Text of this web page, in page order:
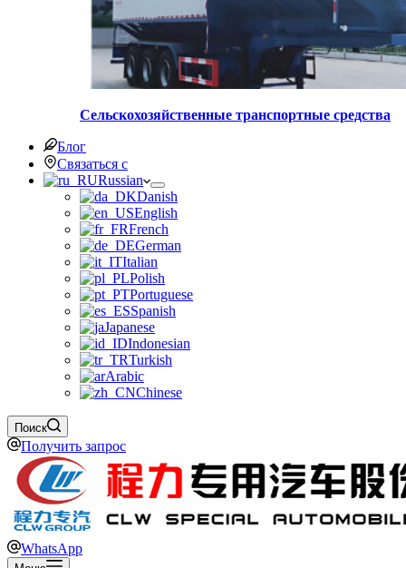
Сельскохозяйственные транспортные средства
Блог
Связаться с
Russian
Danish
English
French
German
Italian
Polish
Portuguese
Spanish
Japanese
Indonesian
Turkish
Arabic
Chinese
Поиск
Получить запрос
WhatsApp